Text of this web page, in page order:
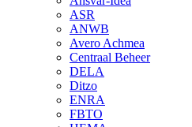
ASR
ANWB
Avero Achmea
Centraal Beheer
DELA
Ditzo
ENRA
FBTO